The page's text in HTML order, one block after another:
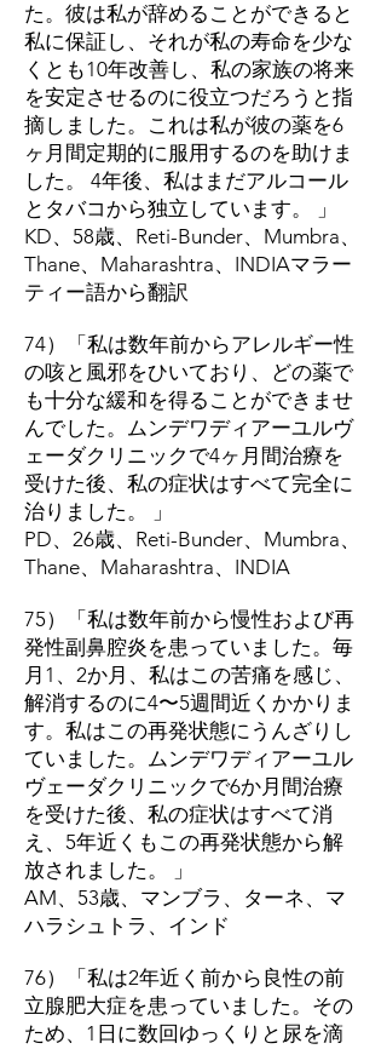
た。彼は私が辞めることができると
私に保証し、それが私の寿命を少な
くとも10年改善し、私の家族の将来
を安定させるのに役立つだろうと指
摘しました。これは私が彼の薬を6
ヶ月間定期的に服用するのを助けま
した。 4年後、私はまだアルコール
とタバコから独立しています。 」
KD、58歳、Reti-Bunder、Mumbra、
Thane、Maharashtra、INDIAマラー
ティー語から翻訳
74）「私は数年前からアレルギー性
の咳と風邪をひいており、どの薬で
も十分な緩和を得ることができませ
んでした。ムンデワディアーユルヴ
ェーダクリニックで4ヶ月間治療を
受けた後、私の症状はすべて完全に
治りました。 」
PD、26歳、Reti-Bunder、Mumbra、
Thane、Maharashtra、INDIA
75）「私は数年前から慢性および再
発性副鼻腔炎を患っていました。毎
月1、2か月、私はこの苦痛を感じ、
解消するのに4〜5週間近くかかりま
す。私はこの再発状態にうんざりし
ていました。ムンデワディアーユル
ヴェーダクリニックで6か月間治療
を受けた後、私の症状はすべて消
え、5年近くもこの再発状態から解
放されました。 」
AM、53歳、マンブラ、ターネ、マ
ハラシュトラ、インド
76）「私は2年近く前から良性の前
立腺肥大症を患っていました。その
ため、1日に数回ゆっくりと尿を滴